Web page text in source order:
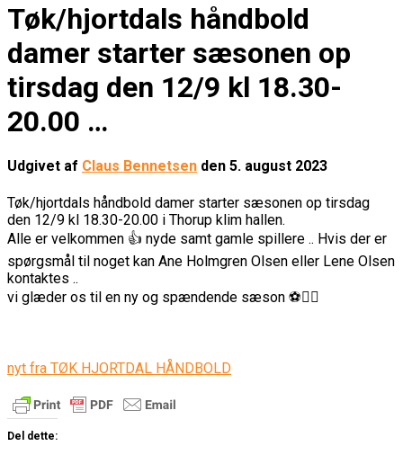
Tøk/hjortdals håndbold
damer starter sæsonen op
tirsdag den 12/9 kl 18.30-
20.00 …
Udgivet af Claus Bennetsen den 5. august 2023
Tøk/hjortdals håndbold damer starter sæsonen op tirsdag
den 12/9 kl 18.30-20.00 i Thorup klim hallen.
Alle er velkommen 👍 nyde samt gamle spillere .. Hvis der er
spørgsmål til noget kan Ane Holmgren Olsen eller Lene Olsen
kontaktes ..
vi glæder os til en ny og spændende sæson ⚽️🤾‍♀️
nyt fra TØK HJORTDAL HÅNDBOLD
Del dette: